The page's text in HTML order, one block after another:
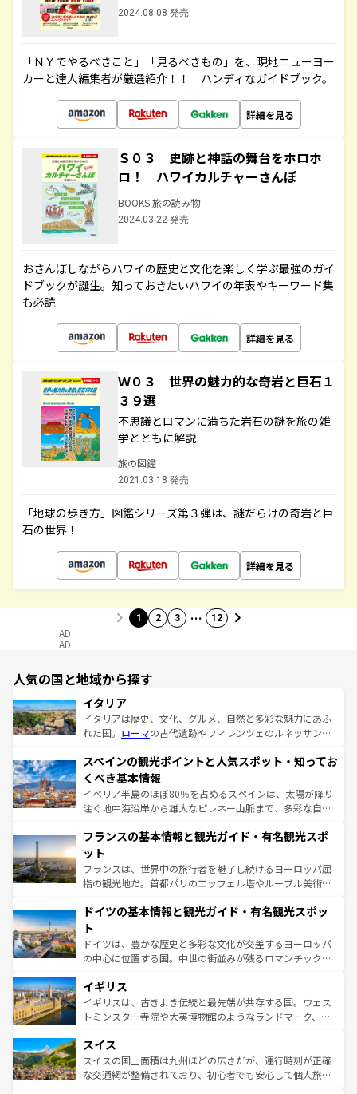
2024.08.08 発売
「ＮＹでやるべきこと」「見るべきもの」を、現地ニューヨー
カーと達人編集者が厳選紹介！！ ハンディなガイドブック。
詳細を見る
Ｓ０３ 史跡と神話の舞台をホロホ
ロ！ ハワイカルチャーさんぽ
BOOKS 旅の読み物
2024.03.22 発売
おさんぽしながらハワイの歴史と文化を楽しく学ぶ最強のガイ
ドブックが誕生。知っておきたいハワイの年表やキーワード集
も必読
詳細を見る
Ｗ０３ 世界の魅力的な奇岩と巨石１
３９選
不思議とロマンに満ちた岩石の謎を旅の雑
学とともに解説
旅の図鑑
2021.03.18 発売
「地球の歩き方」図鑑シリーズ第３弾は、謎だらけの奇岩と巨
石の世界！
詳細を見る
1 2 3 … 12
AD
AD
人気の国と地域から探す
イタリア
イタリアは歴史、文化、グルメ、自然と多彩な魅力にあふ
れた国。 ローマの古代遺跡やフィレンツェのルネッサンス
ろん、トスカーナの美しい田園風景やアマルフィ海岸の絶
景など、自然景観も見逃せない。観光の合間には、本場の
ピザやパスタなど、絶品のイタリア料理を堪能することも
できる。朝目覚めてから夜眠るまで、すべての瞬間を楽し
なお、新着のイタリア情報はコンテンツ一覧を参照してほ
しい。
スペインの観光ポイントと人気スポット・知ってお
くべき基本情報
イベリア半島のほぼ80％を占めるスペインは、太陽が降り
注ぐ地中海沿岸から雄大なピレネー山脈まで、多彩な自然
文化が根付くこの国では、情熱的なフラメンコ、熱気あふ
れる闘牛、そして美味しいタパスが生活の一部となってい
る。首都マドリードの洗練された雰囲気や、バルセロナの
アートに溢れた街角から、地方では古代ローマ遺跡や中世
せる。地方によって風土や気候が異なるスペインはその個
ンテンツ一覧 を参照してほしい。
フランスの基本情報と観光ガイド・有名観光スポ
ット
フランスは、世界中の旅行者を魅了し続けるヨーロッパ屈
指の観光地だ。首都パリのエッフェル塔やルーブル美術館
で、幅広い魅力が詰まっている。華麗な宮殿、歴史的な大
聖堂、美しいビーチ、そして豊かな自然が、訪れる者を心
から魅了する。また、フランスは美食の国としても知ら
れ、フランス料理はユネスコ無形文化遺産にも登録されて
香り高いラベンダー畑など、多彩な楽しみ方が可能だ。さ
らに、パリ以外の地域にも魅力が溢れており、どの街角に
も豊かな歴史と文化が息づいている。パリ以外の個性あふ
を参照してほしい。
ドイツの基本情報と観光ガイド・有名観光スポッ
ト
ドイツは、豊かな歴史と多彩な文化が交差するヨーロッパ
の中心に位置する国。中世の街並みが残るロマンチック街
顔を持つこの国は、どこを歩いても飽きることがない。ベ
ルリンの文化的活気、バイエルン州のアルプスの絶景、そ
してライン川沿いのワイン畑といった風景は必見。ビール
は、お酒好きな人にはぜひ体験してほしい。 なお、新着の
ドイツ情報はコンテンツ一覧を参照してほしい。
イギリス
イギリスは、古きよき伝統と最先端が共存する国。ウェス
トミンスター寺院や大英博物館のようなランドマーク、歴
リアごとに異なる魅力がある。また、優雅なアフタヌーン
ティー、ビール好きにはたまらない英国パブ、サッカー観
戦など、本場だからこそできる体験も豊富。イギリスを旅
スイス
スイスの国土面積は九州ほどの広さだが、運行時刻が正確
な交通網が整備されており、初心者でも安心して個人旅行